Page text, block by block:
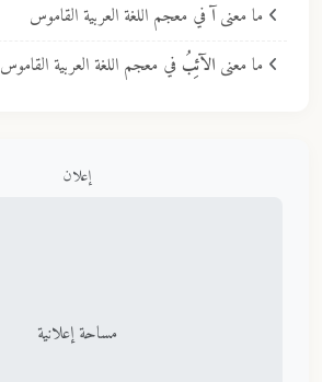
ما معنىآفي معجم اللغة العربية القاموس
ما معنى الآئِبُ في معجم اللغة العربية القاموس
إعلان
مساحة إعلانية